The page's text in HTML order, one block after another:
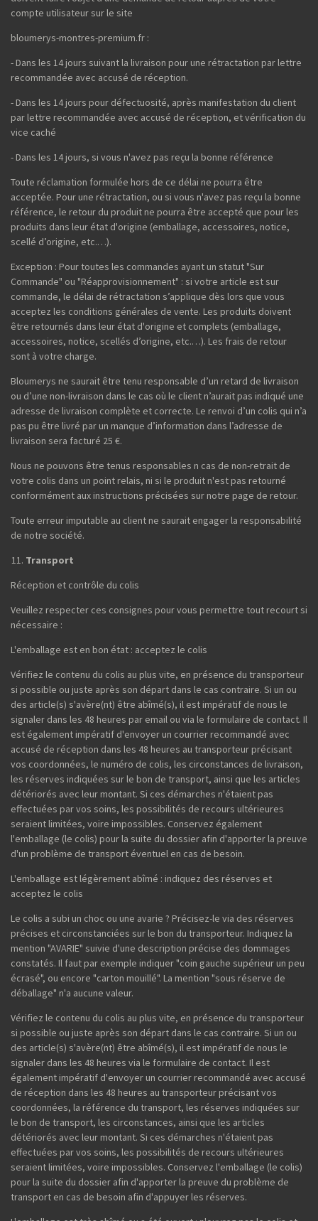
compte utilisateur sur le site
bloumerys-montres-premium.fr :
- Dans les 14 jours suivant la livraison pour une rétractation par lettre
recommandée avec accusé de réception.
- Dans les 14 jours pour défectuosité, après manifestation du client
par lettre recommandée avec accusé de réception, et vérification du
vice caché
- Dans les 14 jours, si vous n'avez pas reçu la bonne référence
Toute réclamation formulée hors de ce délai ne pourra être
acceptée. Pour une rétractation, ou si vous n'avez pas reçu la bonne
référence, le retour du produit ne pourra être accepté que pour les
produits dans leur état d'origine (emballage, accessoires, notice,
scellé d’origine, etc.…).
Exception : Pour toutes les commandes ayant un statut "Sur
Commande" ou "Réapprovisionnement" : si votre article est sur
commande, le délai de rétractation s’applique dès lors que vous
acceptez les conditions générales de vente. Les produits doivent
être retournés dans leur état d'origine et complets (emballage,
accessoires, notice, scellés d’origine, etc.…). Les frais de retour
sont à votre charge.
Bloumerys ne saurait être tenu responsable d’un retard de livraison
ou d’une non-livraison dans le cas où le client n’aurait pas indiqué une
adresse de livraison complète et correcte. Le renvoi d’un colis qui n’a
pas pu être livré par un manque d’information dans l’adresse de
livraison sera facturé 25 €.
Nous ne pouvons être tenus responsables n cas de non-retrait de
votre colis dans un point relais, ni si le produit n'est pas retourné
conformément aux instructions précisées sur notre page de retour.
Toute erreur imputable au client ne saurait engager la responsabilité
de notre société.
Transport
Réception et contrôle du colis
Veuillez respecter ces consignes pour vous permettre tout recourt si
nécessaire :
L'emballage est en bon état : acceptez le colis
Vérifiez le contenu du colis au plus vite, en présence du transporteur
si possible ou juste après son départ dans le cas contraire. Si un ou
des article(s) s'avère(nt) être abîmé(s), il est impératif de nous le
signaler dans les 48 heures par email ou via le formulaire de contact. Il
est également impératif d'envoyer un courrier recommandé avec
accusé de réception dans les 48 heures au transporteur précisant
vos coordonnées, le numéro de colis, les circonstances de livraison,
les réserves indiquées sur le bon de transport, ainsi que les articles
détériorés avec leur montant. Si ces démarches n'étaient pas
effectuées par vos soins, les possibilités de recours ultérieures
seraient limitées, voire impossibles. Conservez également
l'emballage (le colis) pour la suite du dossier afin d'apporter la preuve
d'un problème de transport éventuel en cas de besoin.
L'emballage est légèrement abîmé : indiquez des réserves et
acceptez le colis
Le colis a subi un choc ou une avarie ? Précisez-le via des réserves
précises et circonstanciées sur le bon du transporteur. Indiquez la
mention "AVARIE" suivie d'une description précise des dommages
constatés. Il faut par exemple indiquer "coin gauche supérieur un peu
écrasé", ou encore "carton mouillé". La mention "sous réserve de
déballage" n'a aucune valeur.
Vérifiez le contenu du colis au plus vite, en présence du transporteur
si possible ou juste après son départ dans le cas contraire. Si un ou
des article(s) s'avère(nt) être abîmé(s), il est impératif de nous le
signaler dans les 48 heures via le formulaire de contact. Il est
également impératif d'envoyer un courrier recommandé avec accusé
de réception dans les 48 heures au transporteur précisant vos
coordonnées, la référence du transport, les réserves indiquées sur
le bon de transport, les circonstances, ainsi que les articles
détériorés avec leur montant. Si ces démarches n'étaient pas
effectuées par vos soins, les possibilités de recours ultérieures
seraient limitées, voire impossibles. Conservez l'emballage (le colis)
pour la suite du dossier afin d'apporter la preuve du problème de
transport en cas de besoin afin d'appuyer les réserves.